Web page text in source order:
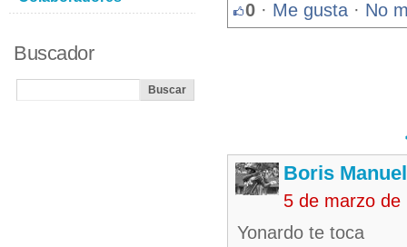
0 · Me gusta · No
Boris
5 de marzo de
Yonardo te toca
Buscador